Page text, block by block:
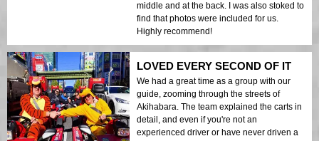
middle and at the back. I was also stoked to
find that photos were included for us.
Highly recommend!
LOVED EVERY SECOND OF IT
We had a great time as a group with our
guide, zooming through the streets of
Akihabara. The team explained the carts in
detail, and even if you're not an
experienced driver or have never driven a